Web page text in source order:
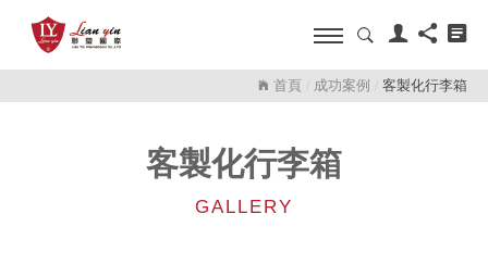
首頁 成功案例 客製化行李箱
客製化行李箱
GALLERY